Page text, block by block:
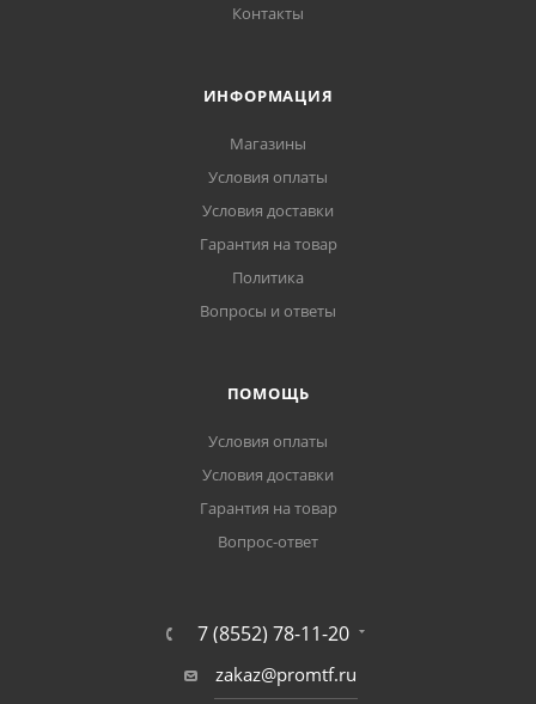
Контакты
ИНФОРМАЦИЯ
Магазины
Условия оплаты
Условия доставки
Гарантия на товар
Политика
Вопросы и ответы
ПОМОЩЬ
Условия оплаты
Условия доставки
Гарантия на товар
Вопрос-ответ
7 (8552) 78-11-20
zakaz@promtf.ru